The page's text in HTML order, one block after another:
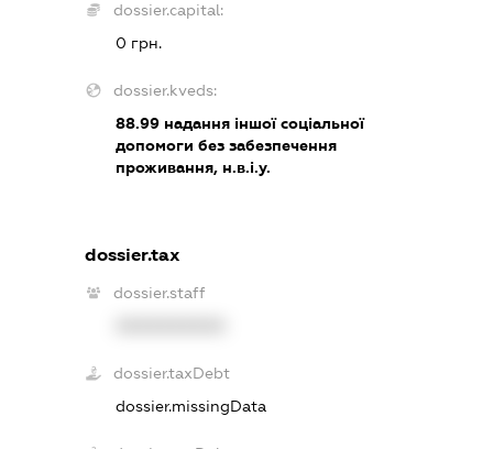
dossier.capital:
0 грн.
dossier.kveds:
88.99 надання іншої соціальної
допомоги без забезпечення
проживання, н.в.і.у.
dossier.tax
dossier.staff
dossier.taxDebt
dossier.missingData